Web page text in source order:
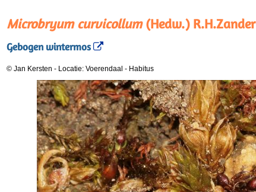
Microbryum curvicollum(Hedw.) R.H.Zander
Gebogen wintermos
© Jan Kersten - Locatie: Voerendaal - Habitus